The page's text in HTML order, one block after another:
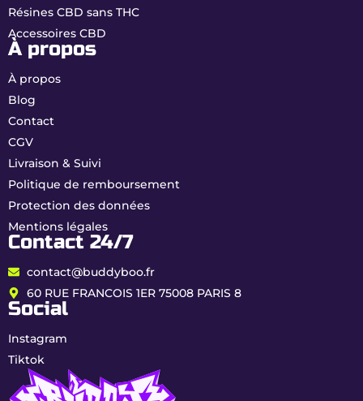
Résines CBD sans THC
Accessoires CBD
Contact 24/7
contact@buddyboo.fr
60 RUE FRANCOIS 1ER 75008 PARIS 8
À propos
À propos
Blog
Contact
CGV
Livraison & Suivi
Politique de remboursement
Protection des données
Mentions légales
Social
Instagram
Tiktok